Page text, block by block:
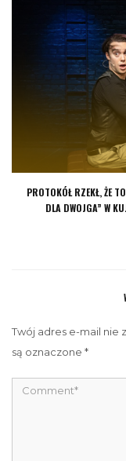
PROTOKÓŁ RZEKŁ, ŻE
DLA DWOJGA” W
Twój adres e-mail nie
są oznaczone *